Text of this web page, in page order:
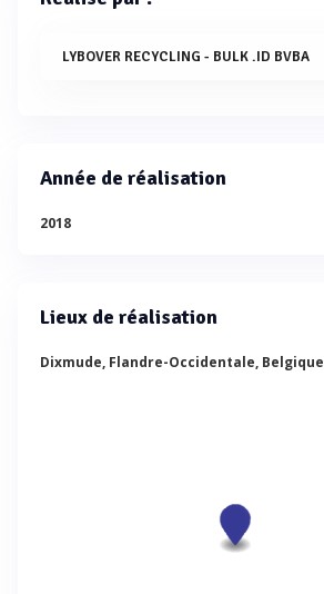
LYBOVER RECYCLING - BULK .ID BVBA
Année de réalisation
2018
Lieux de réalisation
Dixmude, Flandre-Occidentale, Belgique